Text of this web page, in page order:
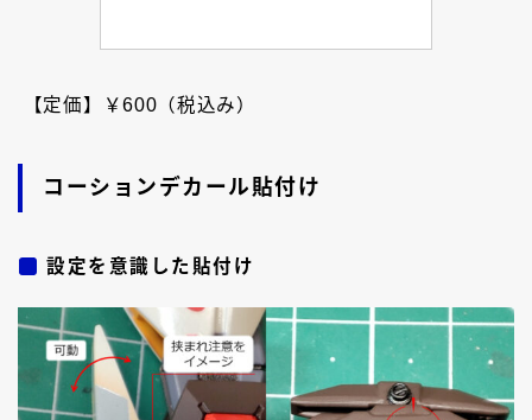
【定価】￥600（税込み）
コーションデカール貼付け
設定を意識した貼付け